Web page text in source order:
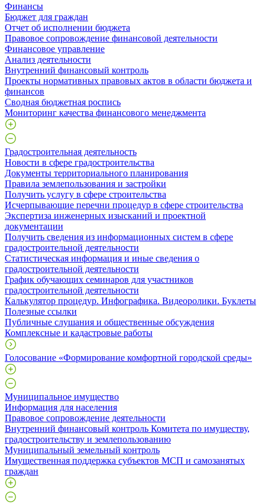
Финансы
Бюджет для граждан
Отчет об исполнении бюджета
Правовое сопровождение финансовой деятельности
Финансовое управление
Анализ деятельности
Внутренний финансовый контроль
Проекты нормативных правовых актов в области бюджета и
финансов
Сводная бюджетная роспись
Мониторинг качества финансового менеджмента
Градостроительная деятельность
Новости в сфере градостроительства
Документы территориального планирования
Правила землепользования и застройки
Получить услугу в сфере строительства
Исчерпывающие перечни процедур в сфере строительства
Экспертиза инженерных изысканий и проектной
документации
Получить сведения из информационных систем в сфере
градостроительной деятельности
Статистическая информация и иные сведения о
градостроительной деятельности
График обучающих семинаров для участников
градостроительной деятельности
Калькулятор процедур. Инфографика. Видеоролики. Буклеты
Полезные ссылки
Публичные слушания и общественные обсуждения
Комплексные и кадастровые работы
Голосование «Формирование комфортной городской среды»
Муниципальное имущество
Информация для населения
Правовое сопровождение деятельности
Внутренний финансовый контроль Комитета по имуществу,
градостроительству и землепользованию
Муниципальный земельный контроль
Имущественная поддержка субъектов МСП и самозанятых
граждан